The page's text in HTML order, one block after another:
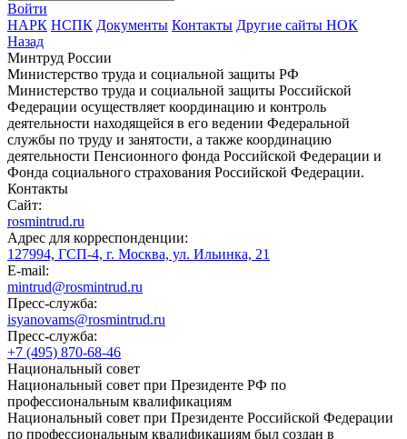
Войти
НАРК НСПК Документы Контакты Другие сайты НОК
Назад
Минтруд России
Министерство труда и социальной защиты РФ
Министерство труда и социальной защиты Российской
Федерации осуществляет координацию и контроль
деятельности находящейся в его ведении Федеральной
службы по труду и занятости, а также координацию
деятельности Пенсионного фонда Российской Федерации и
Фонда социального страхования Российской Федерации.
Контакты
Сайт:
rosmintrud.ru
Адрес для корреспонденции:
127994, ГСП-4, г. Москва, ул. Ильинка, 21
E-mail:
mintrud@rosmintrud.ru
Пресс-служба:
isyanovams@rosmintrud.ru
Пресс-служба:
+7 (495) 870-68-46
Национальный совет
Национальный совет при Президенте РФ по
профессиональным квалификациям
Национальный совет при Президенте Российской Федерации
по профессиональным квалификациям был создан в